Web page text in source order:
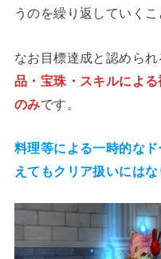
うのを繰り返していくこ
なお目標達成と認めら
品・宝珠・スキルによ
のみです。
料理等による一時的な
えてもクリア扱いにはな